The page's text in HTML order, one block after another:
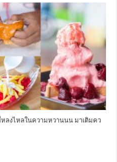
ลงไหลในความหวานนน มาเติมคว